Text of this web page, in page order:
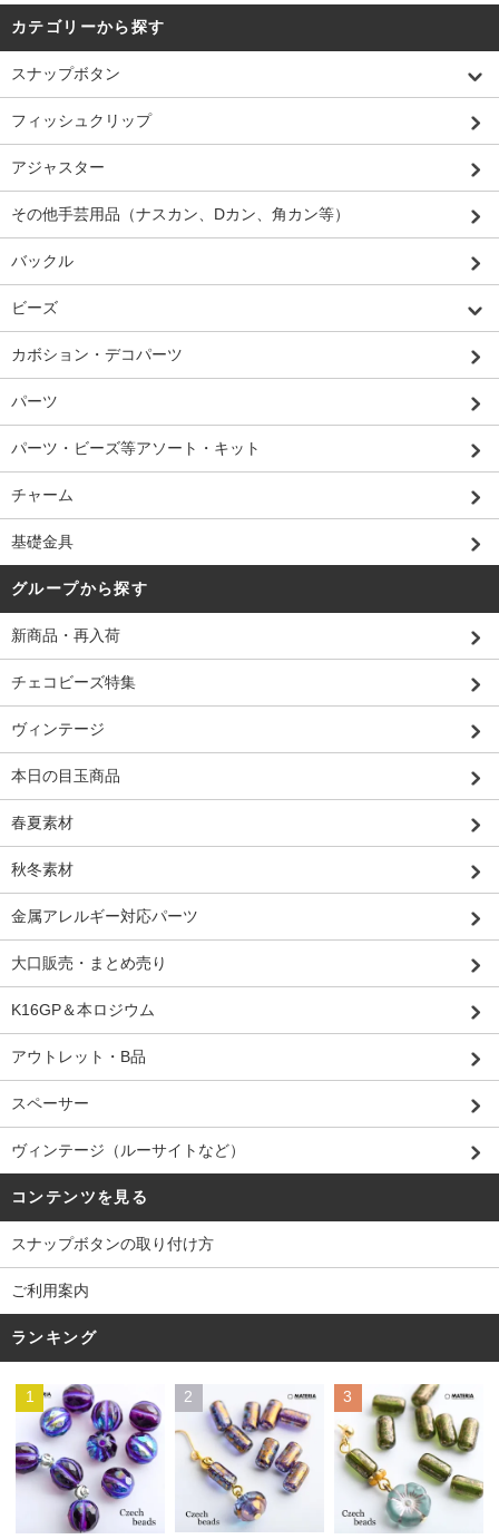
カテゴリーから探す
スナップボタン
フィッシュクリップ
アジャスター
その他手芸用品（ナスカン、Dカン、角カン等）
バックル
ビーズ
カボション・デコパーツ
パーツ
パーツ・ビーズ等アソート・キット
チャーム
基礎金具
グループから探す
新商品・再入荷
チェコビーズ特集
ヴィンテージ
本日の目玉商品
春夏素材
秋冬素材
金属アレルギー対応パーツ
大口販売・まとめ売り
K16GP＆本ロジウム
アウトレット・B品
スペーサー
ヴィンテージ（ルーサイトなど）
コンテンツを見る
スナップボタンの取り付け方
ご利用案内
ランキング
1 2 3